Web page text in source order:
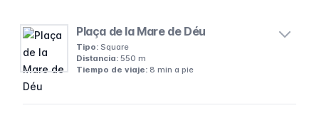
Plaça de la Mare de Déu
Tipo: Square
Distancia: 550 m
Tiempo de viaje: 8 min a pie